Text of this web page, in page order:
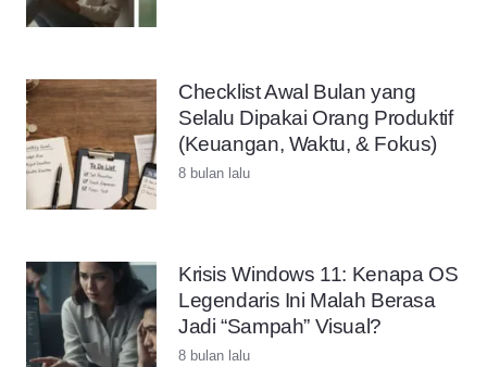
Checklist Awal Bulan yang
Selalu Dipakai Orang Produktif
(Keuangan, Waktu, & Fokus)
8 bulan lalu
Krisis Windows 11: Kenapa OS
Legendaris Ini Malah Berasa
Jadi “Sampah” Visual?
8 bulan lalu